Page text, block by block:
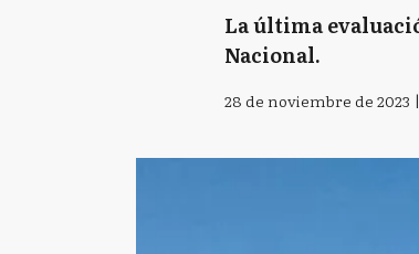
La última
Nacional.
28 de noviembre de 2023